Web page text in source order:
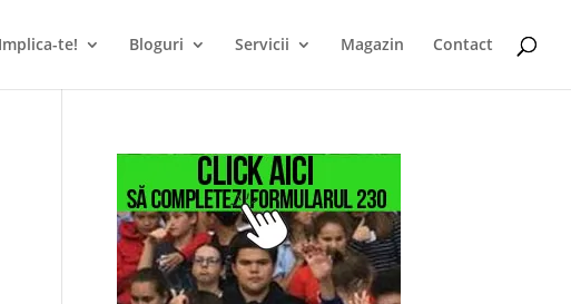
Implica-te! Bloguri Servicii Magazin Contact